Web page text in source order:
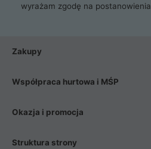
wyrażam zgodę na postanowienia
Zakupy
Współpraca hurtowa i MŚP
Okazja i promocja
Struktura strony